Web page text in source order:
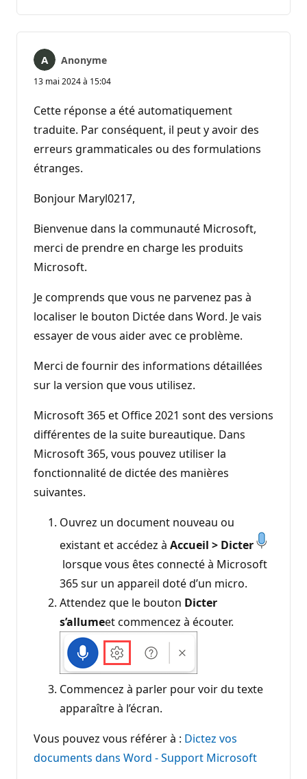
Anonyme
13 mai 2024 à 15:04
Cette réponse a été automatiquement
traduite. Par conséquent, il peut y avoir des
erreurs grammaticales ou des formulations
étranges.
Bonjour Maryl0217,
Bienvenue dans la communauté Microsoft,
merci de prendre en charge les produits
Microsoft.
Je comprends que vous ne parvenez pas à
localiser le bouton Dictée dans Word. Je vais
essayer de vous aider avec ce problème.
Merci de fournir des informations détaillées
sur la version que vous utilisez.
Microsoft 365 et Office 2021 sont des versions
différentes de la suite bureautique. Dans
Microsoft 365, vous pouvez utiliser la
fonctionnalité de dictée des manières
suivantes.
Ouvrez un document nouveau ou
existant et accédez à Accueil > Dicter
lorsque vous êtes connecté à Microsoft
365 sur un appareil doté d’un micro.
Attendez que le bouton Dicter
s’allumeet commencez à écouter.
Commencez à parler pour voir du texte
apparaître à l’écran.
Vous pouvez vous référer à : Dictez vos
documents dans Word - Support Microsoft